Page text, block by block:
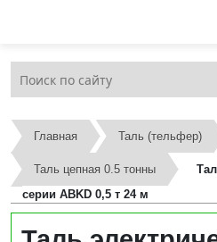
Главная Таль (тельфер)
Таль цепная 0.5 тонны
серии ABKD 0,5 т 24 м